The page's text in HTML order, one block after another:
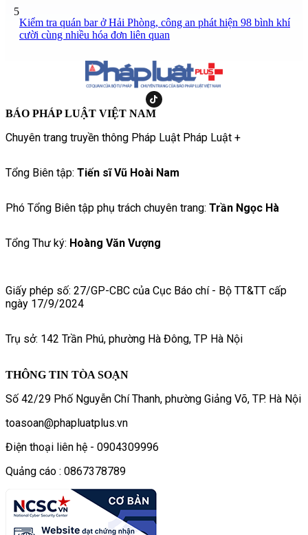
5
Kiểm tra quán bar ở Hải Phòng, công an phát hiện 98 bình khí
cười cùng nhiều hóa đơn liên quan
BÁO PHÁP LUẬT VIỆT NAM
Chuyên trang truyền thông Pháp Luật Pháp Luật +
Tổng Biên tập: Tiến sĩ Vũ Hoài Nam
Phó Tổng Biên tập phụ trách chuyên trang: Trần Ngọc Hà
Tổng Thư ký: Hoàng Văn Vượng
Giấy phép số: 27/GP-CBC của Cục Báo chí - Bộ TT&TT cấp
ngày 17/9/2024
Trụ sở: 142 Trần Phú, phường Hà Đông, TP Hà Nội
THÔNG TIN TÒA SOẠN
Số 42/29 Phố Nguyễn Chí Thanh, phường Giảng Võ, TP. Hà Nội
toasoan@phapluatplus.vn
Điện thoại liên hệ - 0904309996
Quảng cáo : 0867378789